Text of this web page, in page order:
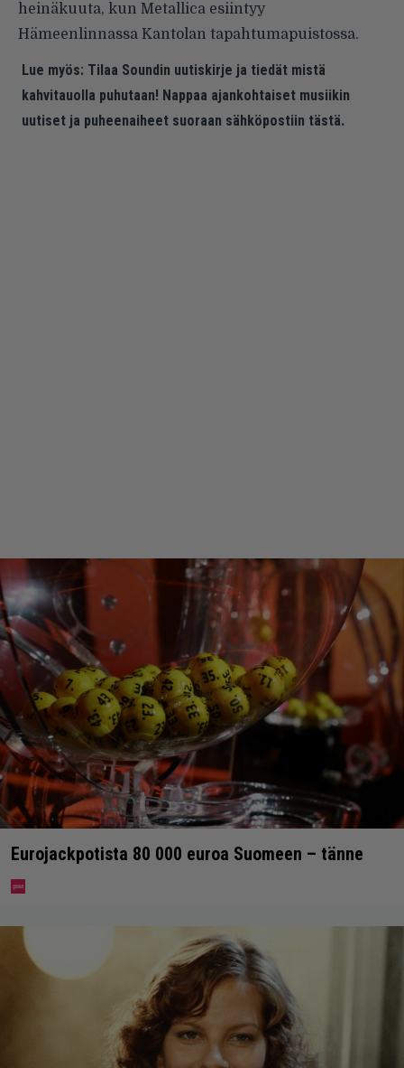
heinäkuuta, kun Metallica esiintyy
Hämeenlinnassa Kantolan tapahtumapuistossa.
Lue myös: Tilaa Soundin uutiskirje ja tiedät mistä
kahvitauolla puhutaan! Nappaa ajankohtaiset musiikin
uutiset ja puheenaiheet suoraan sähköpostiin tästä.
Eurojackpotista 80 000 euroa Suomeen – tänne